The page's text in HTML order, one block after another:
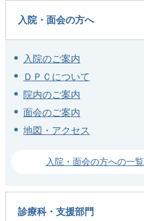
入院・面会の方へ
入院のご案内
ＤＰＣについて
院内のご案内
面会のご案内
地図・アクセス
入院・面会の方への一覧
診療科・支援部門